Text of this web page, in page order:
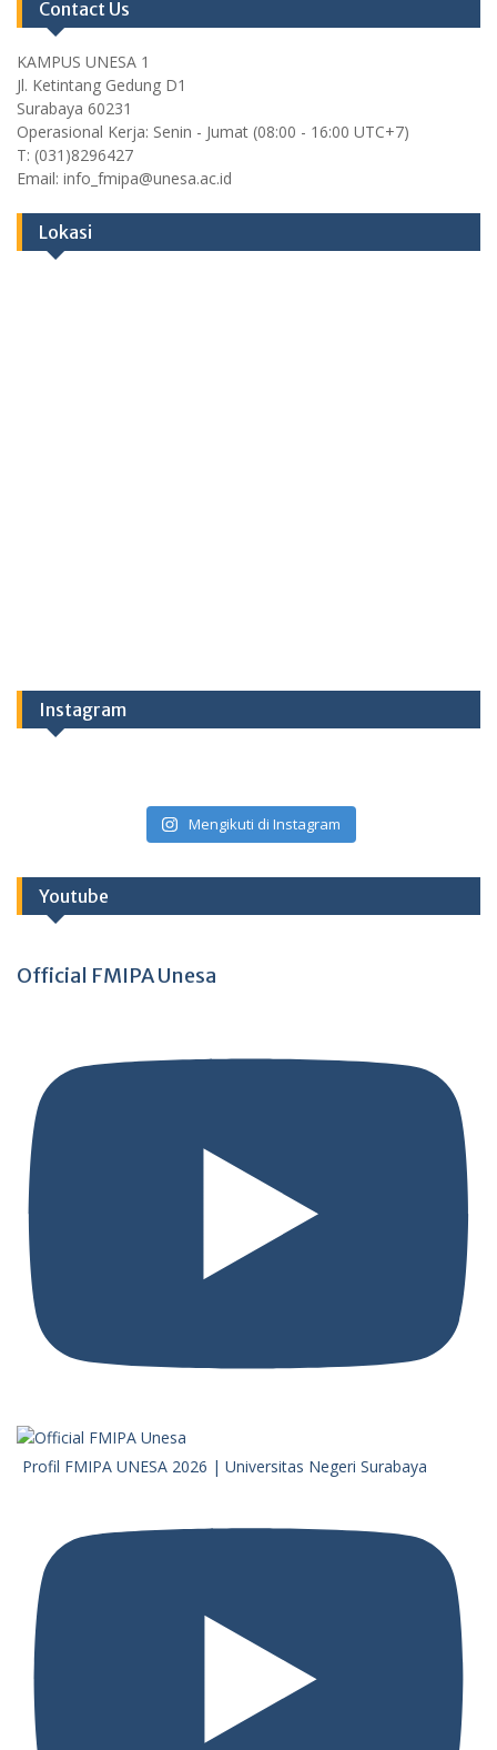
Contact Us
KAMPUS UNESA 1
Jl. Ketintang Gedung D1
Surabaya 60231
Operasional Kerja: Senin - Jumat (08:00 - 16:00 UTC+7)
T: (031)8296427
Email: info_fmipa@unesa.ac.id
Lokasi
Instagram
Mengikuti di Instagram
Youtube
Official FMIPA Unesa
Profil FMIPA UNESA 2026 | Universitas Negeri Surabaya